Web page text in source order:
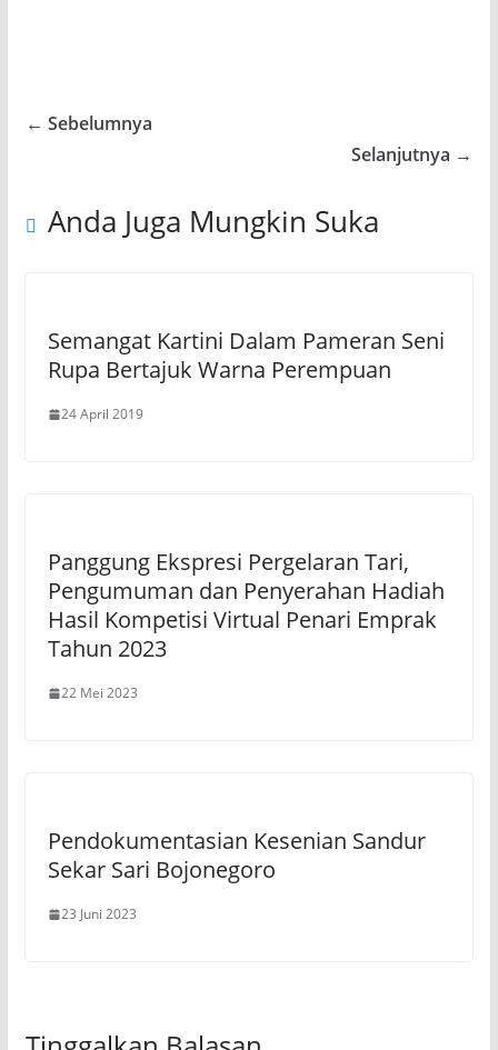
← Sebelumnya
Selanjutnya →
Anda Juga Mungkin Suka
Semangat Kartini Dalam Pameran Seni
Rupa Bertajuk Warna Perempuan
24 April 2019
Panggung Ekspresi Pergelaran Tari,
Pengumuman dan Penyerahan Hadiah
Hasil Kompetisi Virtual Penari Emprak
Tahun 2023
22 Mei 2023
Pendokumentasian Kesenian Sandur
Sekar Sari Bojonegoro
23 Juni 2023